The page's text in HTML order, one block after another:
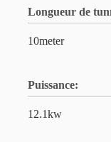
Longueur de
10meter
Puissance:
12.1kw